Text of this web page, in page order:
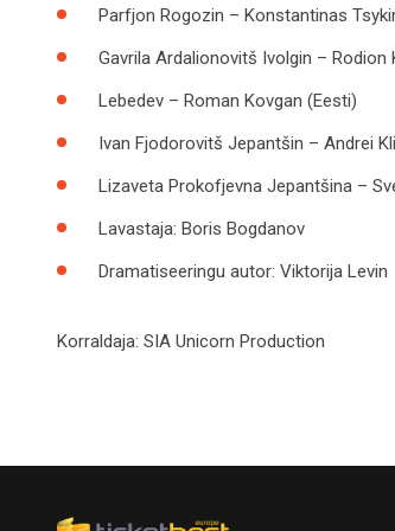
Parfjon Rogozin – Konstantinas
Gavrila Ardalionovitš Ivolgin – Rodion
Lebedev – Roman Kovgan (Eesti)
Ivan Fjodorovitš Jepantšin – Andrei
Lizaveta Prokofjevna Jepantšina –
Lavastaja: Boris Bogdanov
Dramatiseeringu autor: Viktorija Levin
Korraldaja: SIA Unicorn Production